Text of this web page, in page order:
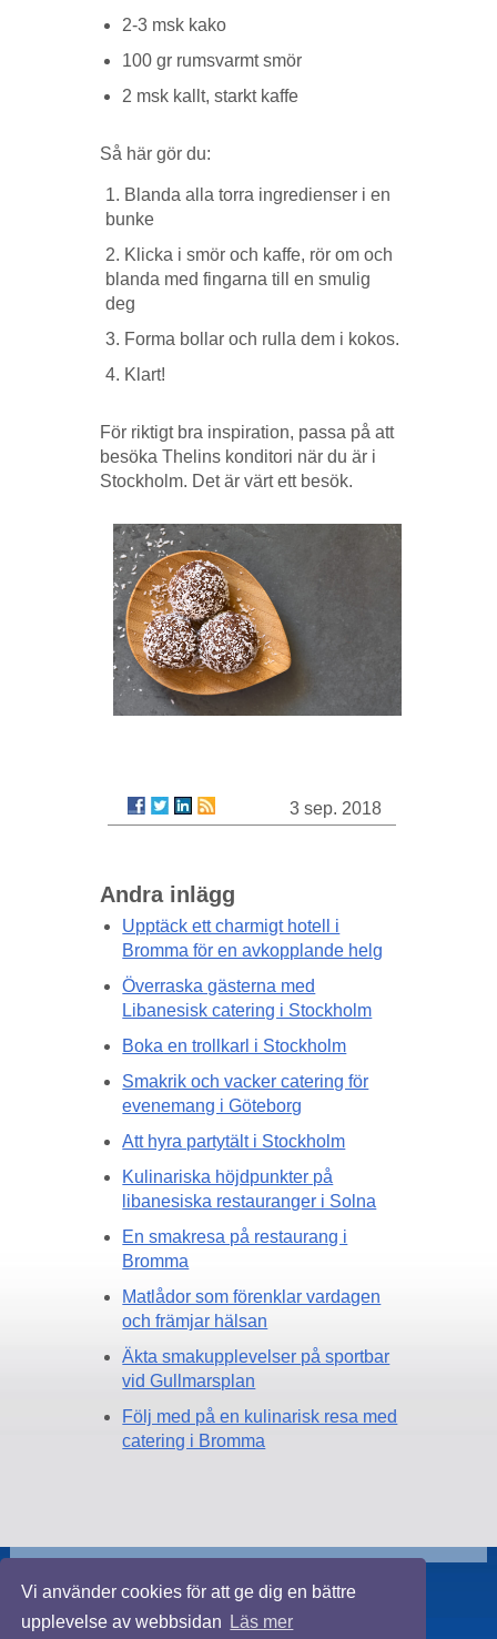
Vi använder cookies för att ge dig en bättre
upplevelse av webbsidan
Läs mer
2-3 msk kako
100 gr rumsvarmt smör
2 msk kallt, starkt kaffe
Så här gör du:
Blanda alla torra ingredienser i en
bunke
Klicka i smör och kaffe, rör om och
blanda med fingarna till en smulig
deg
Forma bollar och rulla dem i kokos.
Klart!
För riktigt bra inspiration, passa på att
besöka Thelins konditori när du är i
Stockholm. Det är värt ett besök.
3 sep. 2018
Andra inlägg
Upptäck ett charmigt hotell i
Bromma för en avkopplande helg
Överraska gästerna med
Libanesisk catering i Stockholm
Boka en trollkarl i Stockholm
Smakrik och vacker catering för
evenemang i Göteborg
Att hyra partytält i Stockholm
Kulinariska höjdpunkter på
libanesiska restauranger i Solna
En smakresa på restaurang i
Bromma
Matlådor som förenklar vardagen
och främjar hälsan
Äkta smakupplevelser på sportbar
vid Gullmarsplan
Följ med på en kulinarisk resa med
catering i Bromma
LAGA MAT